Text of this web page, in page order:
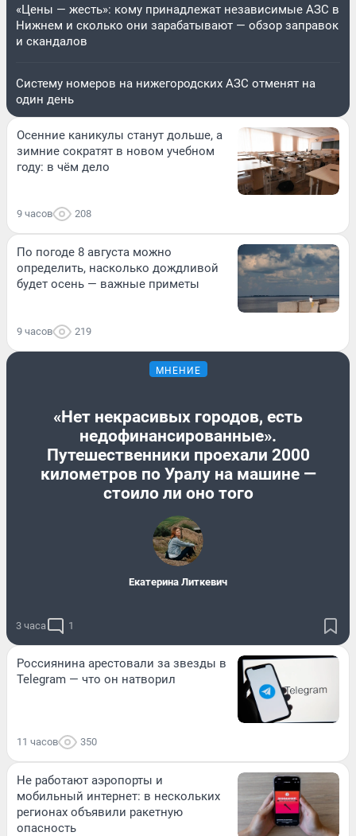
«Цены — жесть»: кому принадлежат независимые АЗС в
Нижнем и сколько они зарабатывают — обзор заправок
и скандалов
Систему номеров на нижегородских АЗС отменят на
один день
Осенние каникулы станут дольше, а
зимние сократят в новом учебном
году: в чём дело
9 часов 208
По погоде 8 августа можно
определить, насколько дождливой
будет осень — важные приметы
9 часов 219
МНЕНИЕ
«Нет некрасивых городов, есть
недофинансированные».
Путешественники проехали 2000
километров по Уралу на машине —
стоило ли оно того
Екатерина Литкевич
3 часа 1
Россиянина арестовали за звезды в
Telegram — что он натворил
11 часов 350
Не работают аэропорты и
мобильный интернет: в нескольких
регионах объявили ракетную
опасность